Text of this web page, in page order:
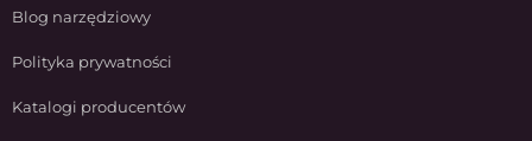
Blog narzędziowy
Polityka prywatności
Katalogi producentów